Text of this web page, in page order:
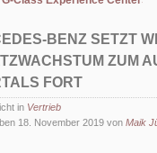
BENZ SETZT
ZUM
FORT
in Vertrieb
18. November 2019 von Maik